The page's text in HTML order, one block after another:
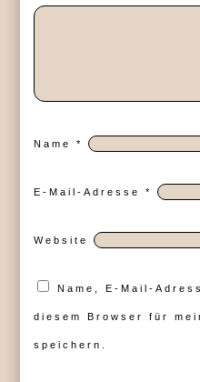
Name*
E-Mail-Adresse*
Website
Name, E-Mail-
diesem Browser für
speichern.